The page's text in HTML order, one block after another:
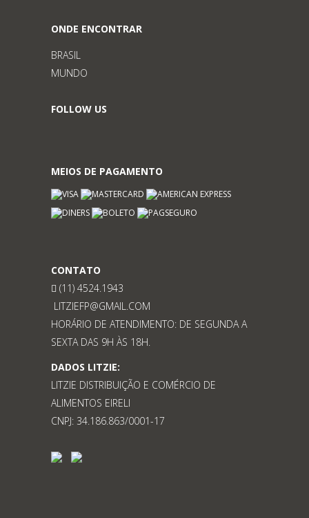
ONDE ENCONTRAR
BRASIL
MUNDO
FOLLOW US
MEIOS DE PAGAMENTO
CONTATO
(11) 4524.1943
LITZIEFP@GMAIL.COM
HORÁRIO DE ATENDIMENTO: DE SEGUNDA A
SEXTA DAS 9H ÀS 18H.
DADOS LITZIE:
LITZIE DISTRIBUIÇÃO E COMÉRCIO DE
ALIMENTOS EIRELI
CNPJ: 34.186.863/0001-17